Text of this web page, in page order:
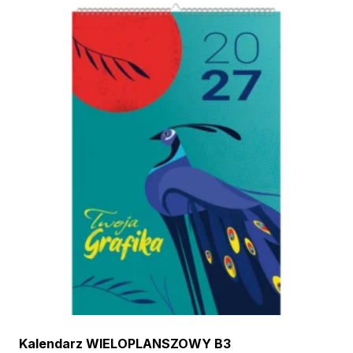
Kalendarz WIELOPLANSZOWY B3